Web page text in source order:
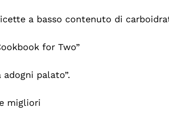
a basso contenuto di
for Two”
adogni palato”.
migliori